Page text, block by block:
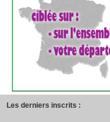
Les derniers inscrits :